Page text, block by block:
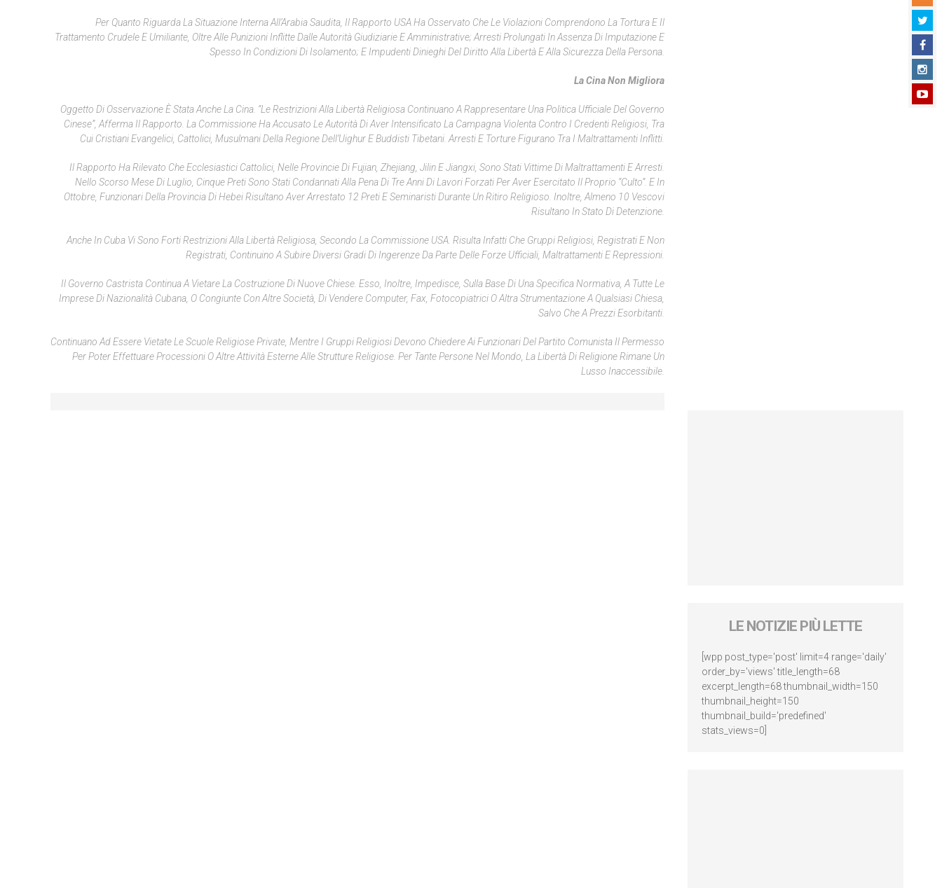
Per Quanto Riguarda La Situazione Interna All’Arabia Saudita, Il Rapporto USA Ha Osservato Che Le Violazioni Comprendono La Tortura E Il
Trattamento Crudele E Umiliante, Oltre Alle Punizioni Inflitte Dalle Autorità Giudiziarie E Amministrative; Arresti Prolungati In Assenza Di Imputazione E
Spesso In Condizioni Di Isolamento; E Impudenti Dinieghi Del Diritto Alla Libertà E Alla Sicurezza Della Persona.
La Cina Non Migliora
Oggetto Di Osservazione È Stata Anche La Cina. “Le Restrizioni Alla Libertà Religiosa Continuano A Rappresentare Una Politica Ufficiale Del Governo
Cinese”, Afferma Il Rapporto. La Commissione Ha Accusato Le Autorità Di Aver Intensificato La Campagna Violenta Contro I Credenti Religiosi, Tra
Cui Cristiani Evangelici, Cattolici, Musulmani Della Regione Dell’Uighur E Buddisti Tibetani. Arresti E Torture Figurano Tra I Maltrattamenti Inflitti.
Il Rapporto Ha Rilevato Che Ecclesiastici Cattolici, Nelle Provincie Di Fujian, Zhejiang, Jilin E Jiangxi, Sono Stati Vittime Di Maltrattamenti E Arresti.
Nello Scorso Mese Di Luglio, Cinque Preti Sono Stati Condannati Alla Pena Di Tre Anni Di Lavori Forzati Per Aver Esercitato Il Proprio “culto”. E In
Ottobre, Funzionari Della Provincia Di Hebei Risultano Aver Arrestato 12 Preti E Seminaristi Durante Un Ritiro Religioso. Inoltre, Almeno 10 Vescovi
Risultano In Stato Di Detenzione.
Anche In Cuba Vi Sono Forti Restrizioni Alla Libertà Religiosa, Secondo La Commissione USA. Risulta Infatti Che Gruppi Religiosi, Registrati E Non
Registrati, Continuino A Subire Diversi Gradi Di Ingerenze Da Parte Delle Forze Ufficiali, Maltrattamenti E Repressioni.
Il Governo Castrista Continua A Vietare La Costruzione Di Nuove Chiese. Esso, Inoltre, Impedisce, Sulla Base Di Una Specifica Normativa, A Tutte Le
Imprese Di Nazionalità Cubana, O Congiunte Con Altre Società, Di Vendere Computer, Fax, Fotocopiatrici O Altra Strumentazione A Qualsiasi Chiesa,
Salvo Che A Prezzi Esorbitanti.
Continuano Ad Essere Vietate Le Scuole Religiose Private, Mentre I Gruppi Religiosi Devono Chiedere Ai Funzionari Del Partito Comunista Il Permesso
Per Poter Effettuare Processioni O Altre Attività Esterne Alle Strutture Religiose. Per Tante Persone Nel Mondo, La Libertà Di Religione Rimane Un
Lusso Inaccessibile.
LE NOTIZIE PIÙ LETTE
[wpp post_type='post' limit=4 range='daily'
order_by='views' title_length=68
excerpt_length=68 thumbnail_width=150
thumbnail_height=150
thumbnail_build='predefined'
stats_views=0]